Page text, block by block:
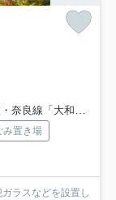
駅 バス8分 奈良交通「二条大路南五丁目」 停歩4分
み置き場
ラスなどを設置し